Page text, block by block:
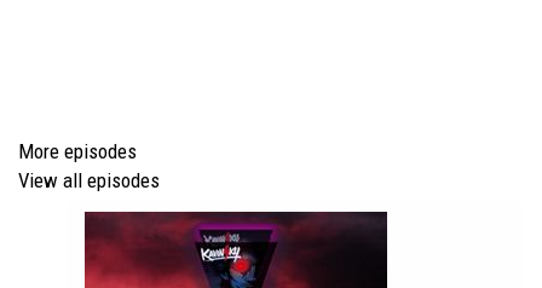
Robert Johnson - Me and the Devil Blues
Jones)
More episodes
View all episodes